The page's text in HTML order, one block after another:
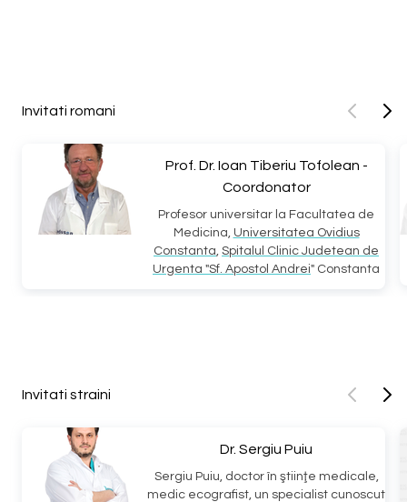
Invitati romani
Prof. Dr. Ioan Tiberiu Tofolean -
Coordonator
Profesor universitar la Facultatea de
Medicina, Universitatea Ovidius
Constanta, Spitalul Clinic Judetean de
Urgenta "Sf. Apostol Andrei" Constanta
Invitati straini
Dr. Sergiu Puiu
Sergiu Puiu, doctor în ştiinţe medicale,
medic ecografist, un specialist cunoscut